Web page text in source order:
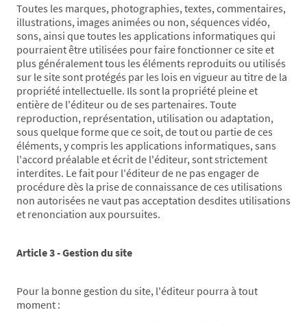
Toutes les marques, photographies, textes, commentaires,
illustrations, images animées ou non, séquences vidéo,
sons, ainsi que toutes les applications informatiques qui
pourraient être utilisées pour faire fonctionner ce site et
plus généralement tous les éléments reproduits ou utilisés
sur le site sont protégés par les lois en vigueur au titre de la
propriété intellectuelle. Ils sont la propriété pleine et
entière de l'éditeur ou de ses partenaires. Toute
reproduction, représentation, utilisation ou adaptation,
sous quelque forme que ce soit, de tout ou partie de ces
éléments, y compris les applications informatiques, sans
l'accord préalable et écrit de l'éditeur, sont strictement
interdites. Le fait pour l'éditeur de ne pas engager de
procédure dès la prise de connaissance de ces utilisations
non autorisées ne vaut pas acceptation desdites utilisations
et renonciation aux poursuites.
Article 3 - Gestion du site
Pour la bonne gestion du site, l'éditeur pourra à tout
moment :